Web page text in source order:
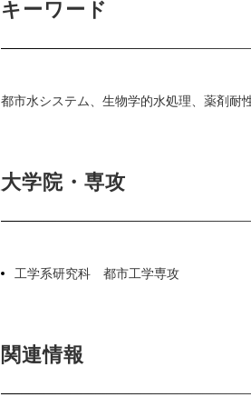
キーワード
都市水システム、生物学的水処理、薬剤耐
大学院・専攻
工学系研究科 都市工学専攻
関連情報